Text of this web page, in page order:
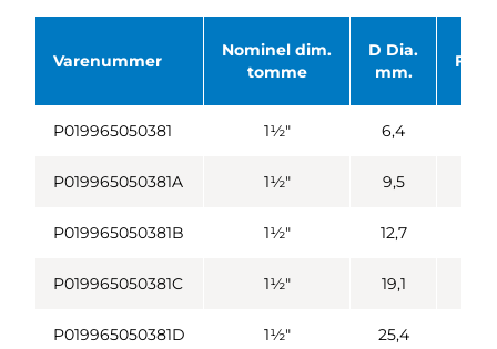
Varenummer
Nominel dim.
tomme
D Dia.
mm.
P019965050381 1½" 6,4
P019965050381A 1½" 9,5
P019965050381B 1½" 12,7
P019965050381C 1½" 19,1
P019965050381D 1½" 25,4